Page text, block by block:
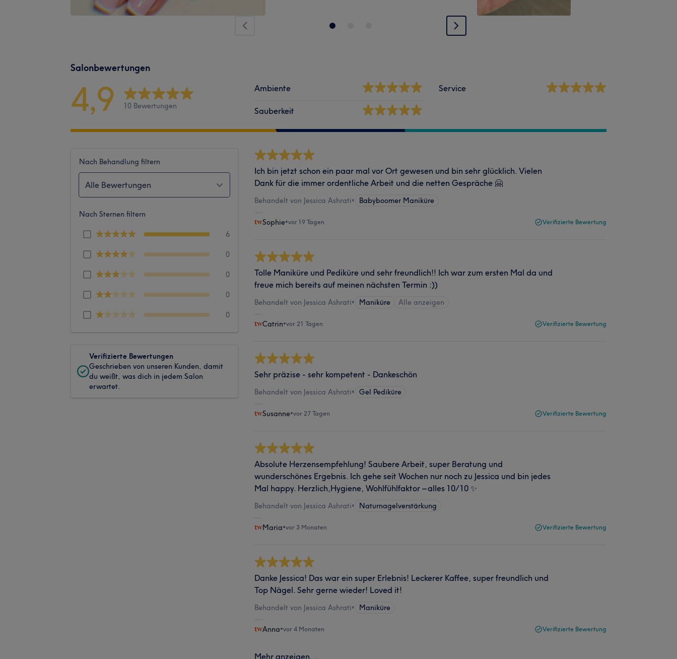
Salonbewertungen
4,9 10 Bewertungen
Ambiente
Sauberkeit
Service
Nach Behandlung filtern
Alle Bewertungen
Nach Sternen filtern
6
0
0
0
0
Verifizierte Bewertungen
Geschrieben von unseren Kunden, damit
du weißt, was dich in jedem Salon
erwartet.
Ich bin jetzt schon ein paar mal vor Ort gewesen und bin sehr glücklich. Vielen
Dank für die immer ordentliche Arbeit und die netten Gespräche 🤗
Behandelt von Jessica Ashrati• Babyboomer Maniküre
Sophie•vor 19 Tagen Verifizierte Bewertung
Tolle Maniküre und Pediküre und sehr freundlich!! Ich war zum ersten Mal da und
freue mich bereits auf meinen nächsten Termin :))
Behandelt von Jessica Ashrati• Maniküre Alle anzeigen
Catrin•vor 21 Tagen Verifizierte Bewertung
Sehr präzise - sehr kompetent - Dankeschön
Behandelt von Jessica Ashrati• Gel Pediküre
Susanne•vor 27 Tagen Verifizierte Bewertung
Absolute Herzensempfehlung! Saubere Arbeit, super Beratung und
wunderschönes Ergebnis. Ich gehe seit Wochen nur noch zu Jessica und bin jedes
Mal happy. Herzlich,Hygiene, Wohlfühlfaktor – alles 10/10 ✨
Behandelt von Jessica Ashrati• Naturnagelverstärkung
Maria•vor 3 Monaten Verifizierte Bewertung
Danke Jessica! Das war ein super Erlebnis! Leckerer Kaffee, super freundlich und
Top Nägel. Sehr gerne wieder! Loved it!
Behandelt von Jessica Ashrati• Maniküre
Anna•vor 4 Monaten Verifizierte Bewertung
Mehr anzeigen...